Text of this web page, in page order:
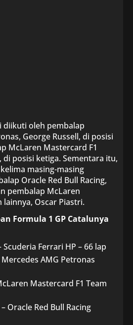
diikuti oleh pembalap
George Russell, di posisi
McLaren Mastercard F1
di posisi ketiga. Sementara itu,
masing-masing
Oracle Red Bull Racing,
pembalap McLaren
lainnya, Oscar Piastri.
Formula 1 GP Catalunya
Ferrari HP – 66 lap
AMG Petronas
Mastercard F1 Team
Oracle Red Bull Racing